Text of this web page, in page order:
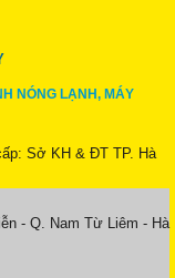
NÓNG LẠNH, MÁY
Sở KH & ĐT TP. Hà
- Q. Nam Từ Liêm - Hà